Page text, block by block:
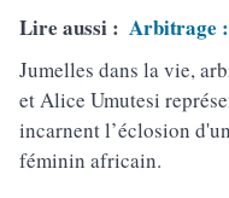
Lire aussi : Arbitrage :
Jumelles dans la vie,
et Alice Umutesi
incarnent l’éclosion
féminin africain.